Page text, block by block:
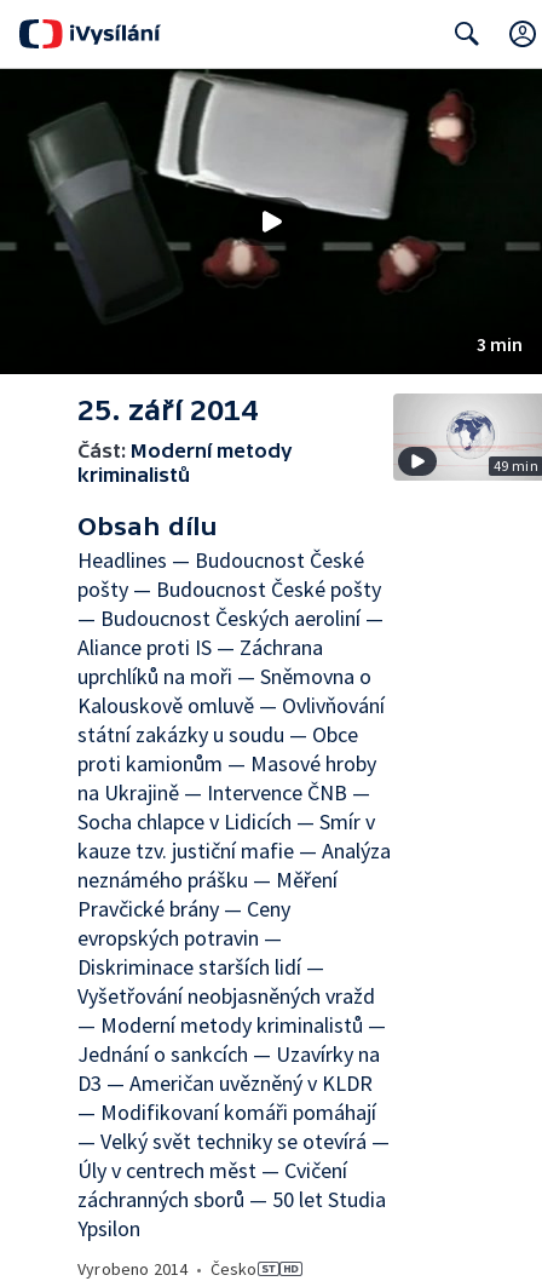
3 min
25. září 2014
Část: Moderní metody
kriminalistů
Obsah dílu
Headlines — Budoucnost České
pošty — Budoucnost České pošty
— Budoucnost Českých aeroliní —
Aliance proti IS — Záchrana
uprchlíků na moři — Sněmovna o
Kalouskově omluvě — Ovlivňování
státní zakázky u soudu — Obce
proti kamionům — Masové hroby
na Ukrajině — Intervence ČNB —
Socha chlapce v Lidicích — Smír v
kauze tzv. justiční mafie — Analýza
neznámého prášku — Měření
Pravčické brány — Ceny
evropských potravin —
Diskriminace starších lidí —
Vyšetřování neobjasněných vražd
— Moderní metody kriminalistů —
Jednání o sankcích — Uzavírky na
D3 — Američan uvězněný v KLDR
— Modifikovaní komáři pomáhají
— Velký svět techniky se otevírá —
Úly v centrech měst — Cvičení
záchranných sborů — 50 let Studia
Ypsilon
Vyrobeno 2014• Česko
49 min